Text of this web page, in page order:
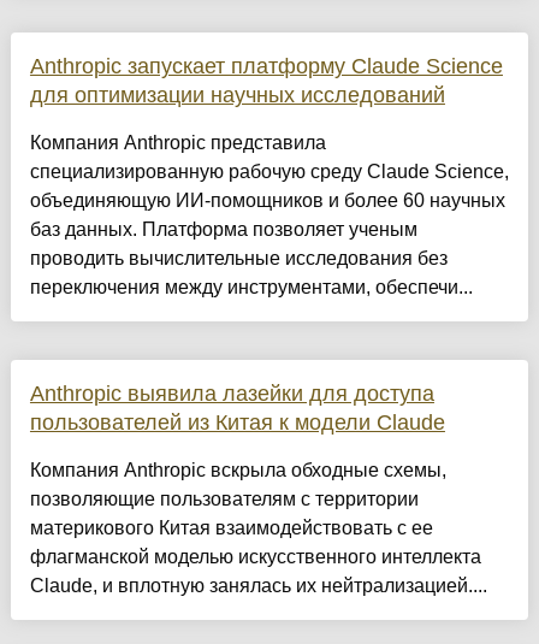
Anthropic запускает платформу Claude Science
для оптимизации научных исследований
Компания Anthropic представила
специализированную рабочую среду Claude Science,
объединяющую ИИ-помощников и более 60 научных
баз данных. Платформа позволяет ученым
проводить вычислительные исследования без
переключения между инструментами, обеспечи...
Anthropic выявила лазейки для доступа
пользователей из Китая к модели Claude
Компания Anthropic вскрыла обходные схемы,
позволяющие пользователям с территории
материкового Китая взаимодействовать с ее
флагманской моделью искусственного интеллекта
Claude, и вплотную занялась их нейтрализацией....